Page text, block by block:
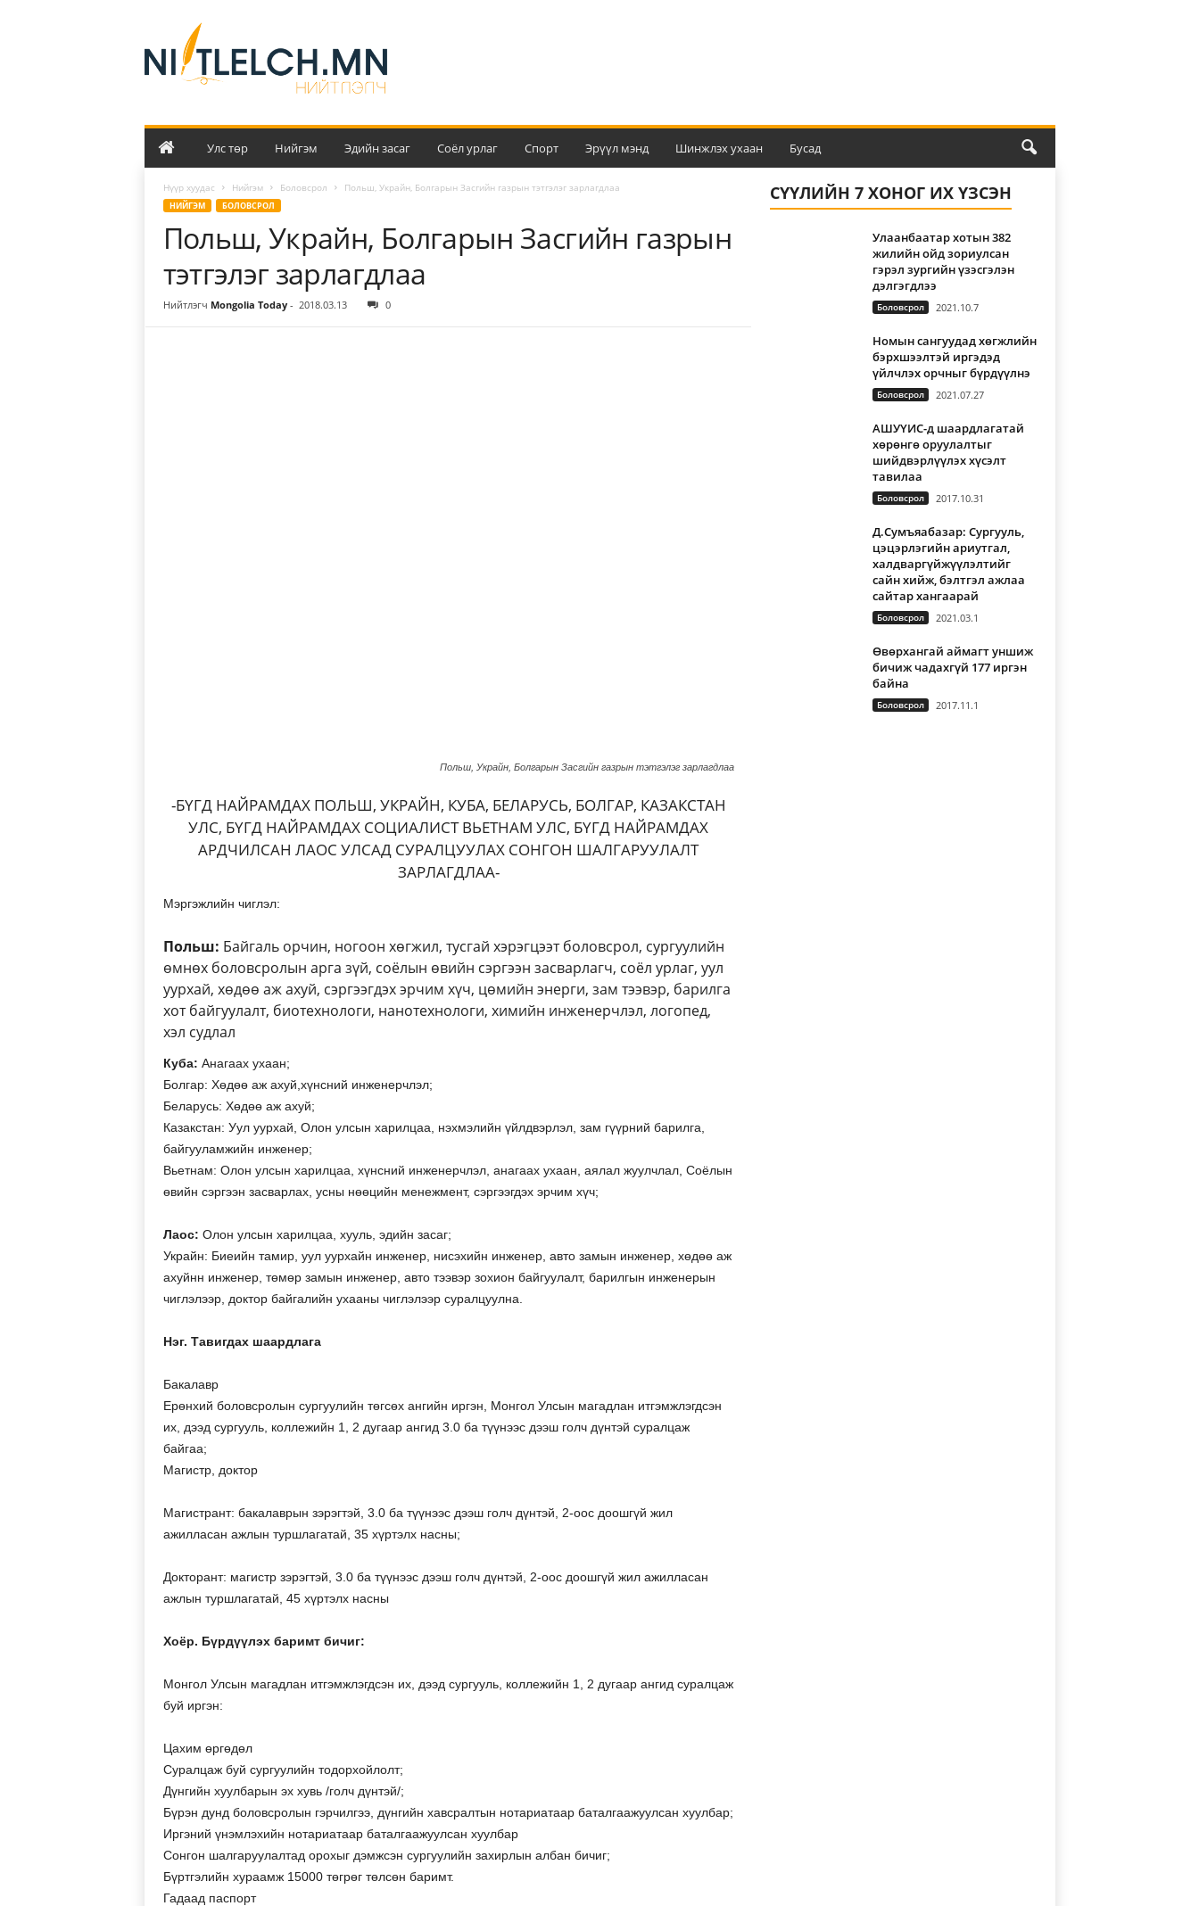
й
т
л
Улс төр Нийгэм Эдийн засаг Соёл урлаг Спорт Эрүүл мэнд Шинжлэх ухаан Бусад
Нүүр хуудас Нийгэм Боловсрол Польш, Украйн, Болгарын Засгийн газрын тэтгэлэг зарлагдлаа
НИЙГЭМ БОЛОВСРОЛ
Польш, Украйн, Болгарын Засгийн газрын
тэтгэлэг зарлагдлаа
Нийтлэгч Mongolia Today- 2018.03.13 0
Польш, Украйн, Болгарын Засгийн газрын тэтгэлэг зарлагдлаа
-БҮГД НАЙРАМДАХ ПОЛЬШ, УКРАЙН, КУБА, БЕЛАРУСЬ, БОЛГАР, КАЗАКСТАН
УЛС, БҮГД НАЙРАМДАХ СОЦИАЛИСТ ВЬЕТНАМ УЛС, БҮГД НАЙРАМДАХ
АРДЧИЛСАН ЛАОС УЛСАД СУРАЛЦУУЛАХ СОНГОН ШАЛГАРУУЛАЛТ
ЗАРЛАГДЛАА-
Мэргэжлийн чиглэл:
Польш: Байгаль орчин, ногоон хөгжил, тусгай хэрэгцээт боловсрол, сургуулийн
өмнөх боловсролын арга зүй, соёлын өвийн сэргээн засварлагч, соёл урлаг, уул
уурхай, хөдөө аж ахуй, сэргээгдэх эрчим хүч, цөмийн энерги, зам тээвэр, барилга
хот байгуулалт, биотехнологи, нанотехнологи, химийн инженерчлэл, логопед,
хэл судлал
Куба: Анагаах ухаан;
Болгар: Хөдөө аж ахуй,хүнсний инженерчлэл;
Беларусь: Хөдөө аж ахуй;
Казакстан: Уул уурхай, Олон улсын харилцаа, нэхмэлийн үйлдвэрлэл, зам гүүрний барилга,
байгууламжийн инженер;
Вьетнам: Олон улсын харилцаа, хүнсний инженерчлэл, анагаах ухаан, аялал жуулчлал, Соёлын
өвийн сэргээн засварлах, усны нөөцийн менежмент, сэргээгдэх эрчим хүч;
Лаос: Олон улсын харилцаа, хууль, эдийн засаг;
Украйн: Биеийн тамир, уул уурхайн инженер, нисэхийн инженер, авто замын инженер, хөдөө аж
ахуйнн инженер, төмөр замын инженер, авто тээвэр зохион байгуулалт, барилгын инженерын
чиглэлээр, доктор байгалийн ухааны чиглэлээр суралцуулна.
Нэг. Тавигдах шаардлага
Бакалавр
Ерөнхий боловсролын сургуулийн төгсөх ангийн иргэн, Монгол Улсын магадлан итгэмжлэгдсэн
их, дээд сургууль, коллежийн 1, 2 дугаар ангид 3.0 ба түүнээс дээш голч дүнтэй суралцаж
байгаа;
Магистр, доктор
Магистрант: бакалаврын зэрэгтэй, 3.0 ба түүнээс дээш голч дүнтэй, 2-оос доошгүй жил
ажилласан ажлын туршлагатай, 35 хүртэлх насны;
Докторант: магистр зэрэгтэй, 3.0 ба түүнээс дээш голч дүнтэй, 2-оос доошгүй жил ажилласан
ажлын туршлагатай, 45 хүртэлх насны
Хоёр. Бүрдүүлэх баримт бичиг:
Монгол Улсын магадлан итгэмжлэгдсэн их, дээд сургууль, коллежийн 1, 2 дугаар ангид суралцаж
буй иргэн:
Цахим өргөдөл
Суралцаж буй сургуулийн тодорхойлолт;
Дүнгийн хуулбарын эх хувь /голч дүнтэй/;
Бүрэн дунд боловсролын гэрчилгээ, дүнгийн хавсралтын нотариатаар баталгаажуулсан хуулбар;
Иргэний үнэмлэхийн нотариатаар баталгаажуулсан хуулбар
Сонгон шалгаруулалтад орохыг дэмжсэн сургуулийн захирлын албан бичиг;
Бүртгэлийн хураамж 15000 төгрөг төлсөн баримт.
Гадаад паспорт
СҮҮЛИЙН 7 ХОНОГ ИХ ҮЗСЭН
Улаанбаатар хотын 382
жилийн ойд зориулсан
гэрэл зургийн үзэсгэлэн
дэлгэгдлээ
Боловсрол 2021.10.7
Номын сангуудад хөгжлийн
бэрхшээлтэй иргэдэд
үйлчлэх орчныг бүрдүүлнэ
Боловсрол 2021.07.27
АШУҮИС-д шаардлагатай
хөрөнгө оруулалтыг
шийдвэрлүүлэх хүсэлт
тавилаа
Боловсрол 2017.10.31
Д.Сумъяабазар: Сургууль,
цэцэрлэгийн ариутгал,
халдваргүйжүүлэлтийг
сайн хийж, бэлтгэл ажлаа
сайтар хангаарай
Боловсрол 2021.03.1
Өвөрхангай аймагт уншиж
бичиж чадахгүй 177 иргэн
байна
Боловсрол 2017.11.1